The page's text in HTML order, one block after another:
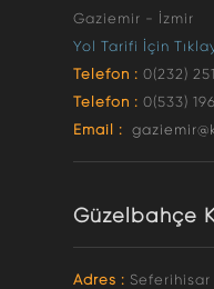
Gaziemir - İzmir
Yol Tarifi İçin
Telefon : 0(232)
Telefon : 0(533)
Email :
Güzelbahçe
Adres : Seferihisar